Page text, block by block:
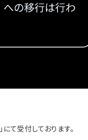
にて受付しております。